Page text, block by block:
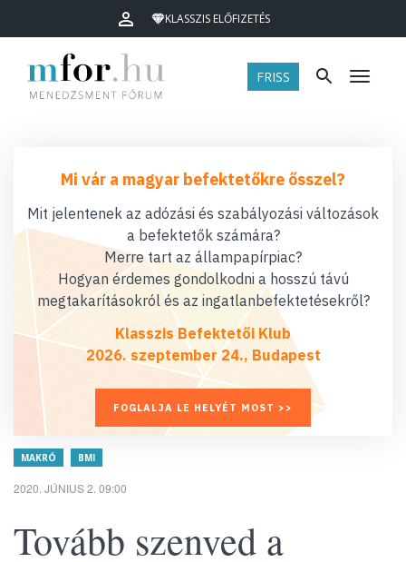
KLASSZIS ELŐFIZETÉS
FRISS Menü
Mi vár a magyar befektetőkre ősszel?
Mit jelentenek az adózási és szabályozási változások
a befektetők számára?
Merre tart az állampapírpiac?
Hogyan érdemes gondolkodni a hosszú távú
megtakarításokról és az ingatlanbefektetésekről?
Klasszis Befektetői Klub
2026. szeptember 24., Budapest
FOGLALJA LE HELYÉT MOST >>
MAKRÓ BMI
2020. JÚNIUS 2. 09:00
Tovább szenved a